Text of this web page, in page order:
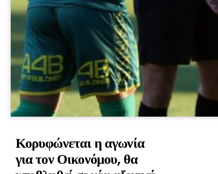
Κορυφώνεται η αγωνία
για τον Οικονόμου, θα